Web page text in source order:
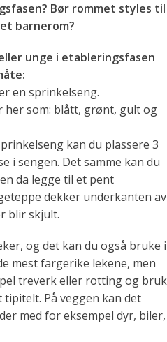
Bør rommet styles til
barnerom?
unge i etableringsfasen
en sprinkelseng.
som: blått, grønt, gult og
kan du plassere 3
i sengen. Det samme kan du
da legge til et pent
dekker underkanten av
blir skjult.
og det kan du også bruke i
mest fargerike lekene, men
treverk eller rotting og bruk
På veggen kan det
med for eksempel dyr, biler,